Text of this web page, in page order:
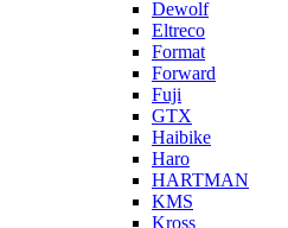
Dewolf
Eltreco
Format
Forward
Fuji
GTX
Haibike
Haro
HARTMAN
KMS
Kross